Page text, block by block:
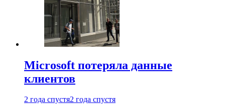
Microsoft потеряла данные
клиентов
2 года спустя2 года спустя